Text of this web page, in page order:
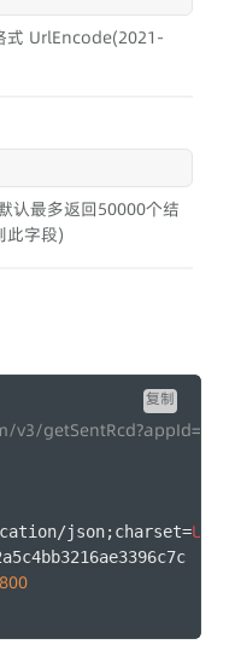
式 UrlEncode(2021-
认最多返回50000个结
此字段)
复制
json;charset=UTF